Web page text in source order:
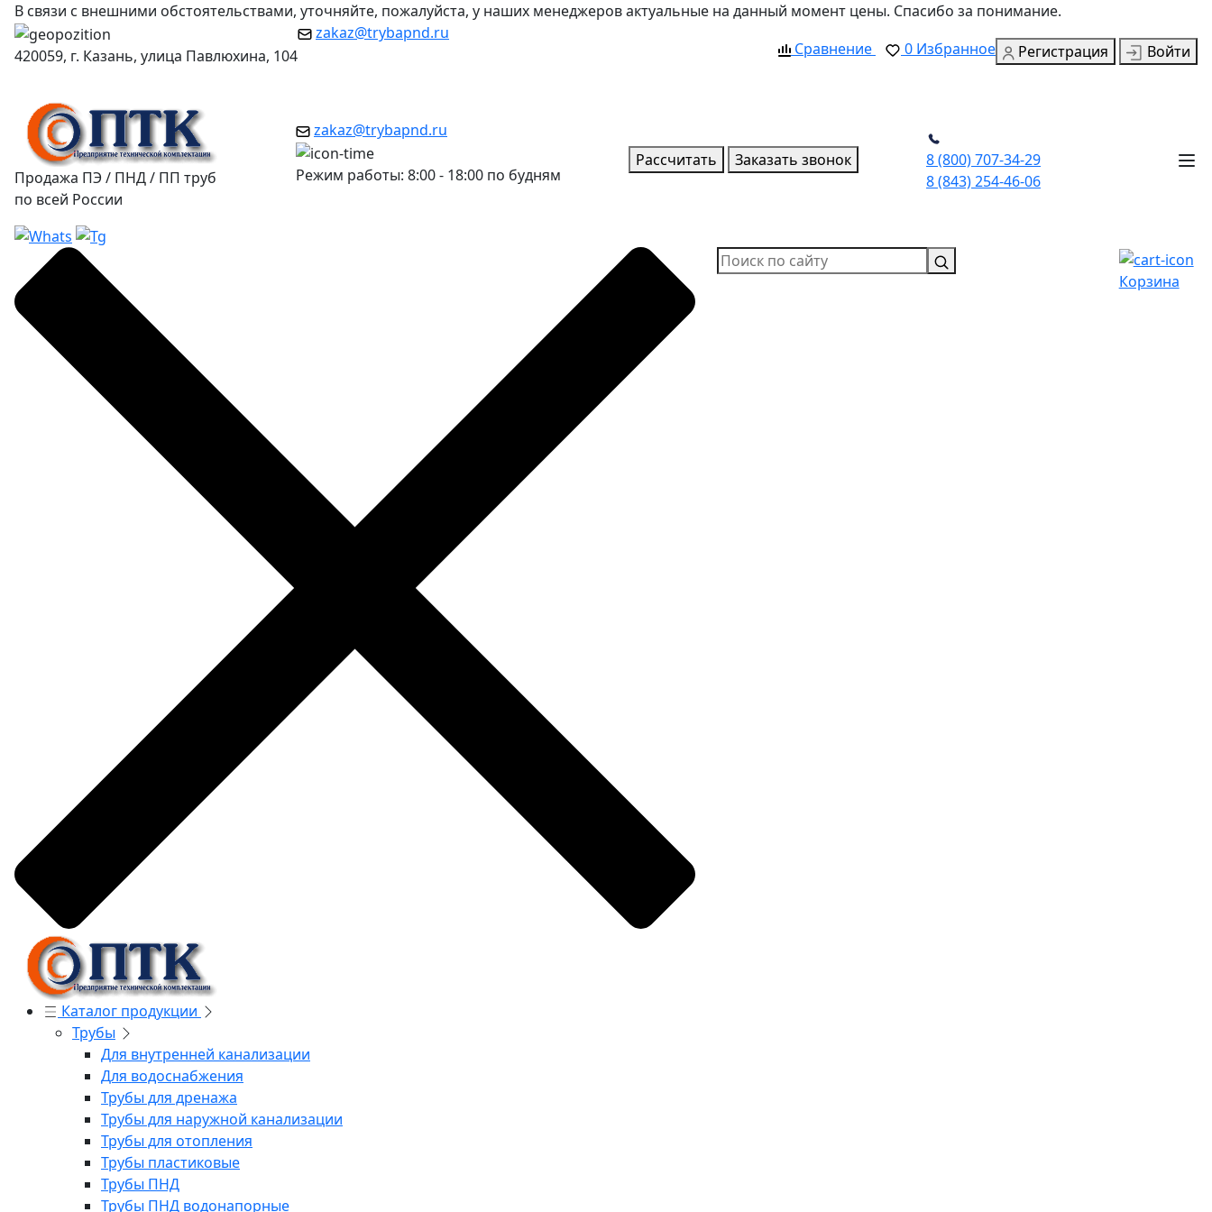
В связи с внешними обстоятельствами, уточняйте, пожалуйста, у наших менеджеров актуальные на данный момент цены. Спасибо за понимание.
420059, г. Казань, улица Павлюхина, 104
zakaz@trybapnd.ru
Сравнение
0 Избранное Регистрация Войти
Продажа ПЭ / ПНД / ПП труб
по всей России
zakaz@trybapnd.ru
Режим работы: 8:00 - 18:00 по будням
Рассчитать Заказать звонок
8 (800) 707-34-29
8 (843) 254-46-06
Каталог продукции
Трубы
Для внутренней канализации
Для водоснабжения
Трубы для дренажа
Трубы для наружной канализации
Трубы для отопления
Трубы пластиковые
Трубы ПНД
Трубы ПНД водонапорные
Корзина